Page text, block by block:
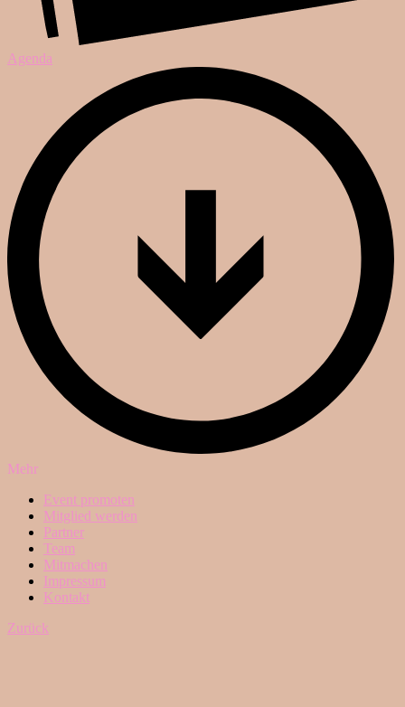
Agenda
Mehr
Event promoten
Mitglied werden
Partner
Team
Mitmachen
Impressum
Kontakt
Zurück